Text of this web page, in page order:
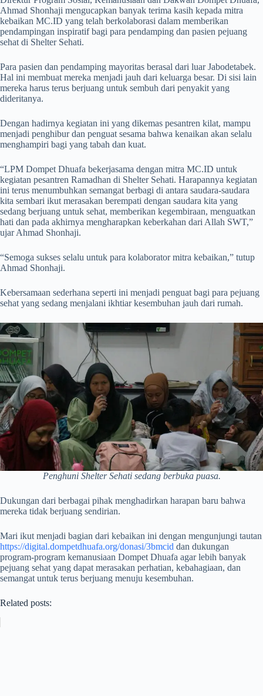
Ahmad Shonhaji mengucapkan banyak terima kasih kepada mitra
kebaikan MC.ID yang telah berkolaborasi dalam memberikan
pendampingan inspiratif bagi para pendamping dan pasien pejuang
sehat di Shelter Sehati.
Para pasien dan pendamping mayoritas berasal dari luar Jabodetabek.
Hal ini membuat mereka menjadi jauh dari keluarga besar. Di sisi lain
mereka harus terus berjuang untuk sembuh dari penyakit yang
dideritanya.
Dengan hadirnya kegiatan ini yang dikemas pesantren kilat, mampu
menjadi penghibur dan penguat sesama bahwa kenaikan akan selalu
menghampiri bagi yang tabah dan kuat.
“LPM Dompet Dhuafa bekerjasama dengan mitra MC.ID untuk
kegiatan pesantren Ramadhan di Shelter Sehati. Harapannya kegiatan
ini terus menumbuhkan semangat berbagi di antara saudara-saudara
kita sembari ikut merasakan berempati dengan saudara kita yang
sedang berjuang untuk sehat, memberikan kegembiraan, menguatkan
hati dan pada akhirnya mengharapkan keberkahan dari Allah SWT,”
ujar Ahmad Shonhaji.
“Semoga sukses selalu untuk para kolaborator mitra kebaikan,” tutup
Ahmad Shonhaji.
Kebersamaan sederhana seperti ini menjadi penguat bagi para pejuang
sehat yang sedang menjalani ikhtiar kesembuhan jauh dari rumah.
Penghuni Shelter Sehati sedang berbuka puasa.
Dukungan dari berbagai pihak menghadirkan harapan baru bahwa
mereka tidak berjuang sendirian.
Mari ikut menjadi bagian dari kebaikan ini dengan mengunjungi tautan
https://digital.dompetdhuafa.org/donasi/3bmcid dan dukungan
program-program kemanusiaan Dompet Dhuafa agar lebih banyak
pejuang sehat yang dapat merasakan perhatian, kebahagiaan, dan
semangat untuk terus berjuang menuju kesembuhan.
Related posts: